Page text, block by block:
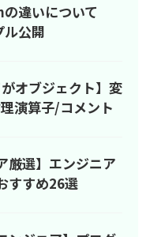
違いについて
公開
がオブジェクト】変
演算子/コメント
厳選】エンジニア
すすめ26選